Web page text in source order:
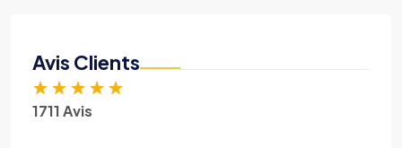
Avis Clients
★ ★ ★ ★ ★
1711 Avis